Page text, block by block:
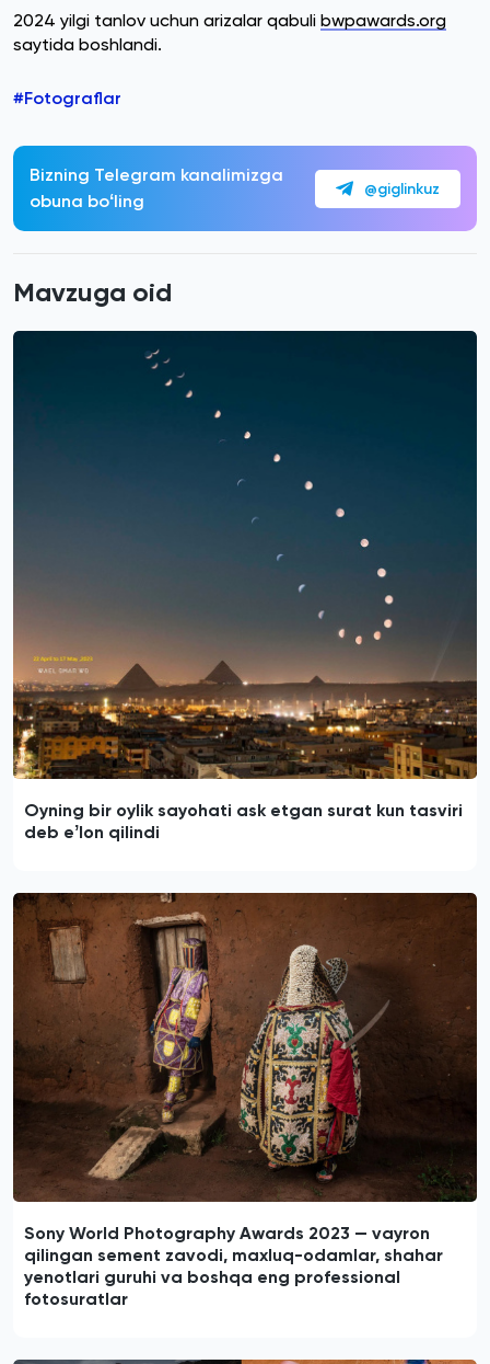
2024 yilgi tanlov uchun arizalar qabuli bwpawards.org
saytida boshlandi.
#Fotograflar
Bizning Telegram kanalimizga
obuna boʻling
@giglinkuz
Mavzuga oid
Oyning bir oylik sayohati ask etgan surat kun tasviri
deb eʼlon qilindi
Sony World Photography Awards 2023 — vayron
qilingan sement zavodi, maxluq-odamlar, shahar
yenotlari guruhi va boshqa eng professional
fotosuratlar